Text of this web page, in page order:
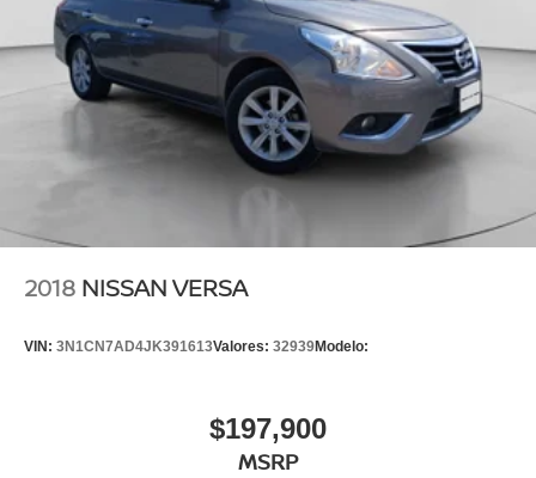
2018 NISSAN VERSA
VIN: 3N1CN7AD4JK391613Valores: 32939Modelo:
$197,900
MSRP